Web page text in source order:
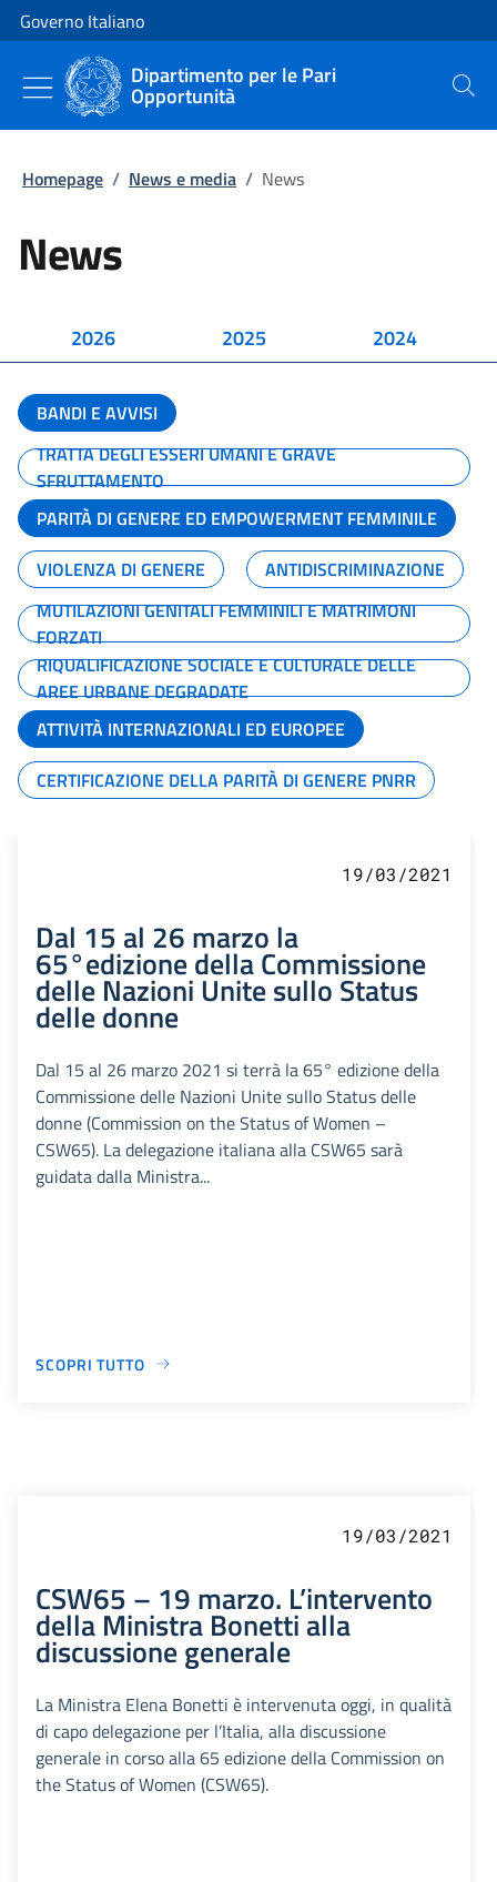
Vai al contenuto
Vai alla navigazione del sito
Governo Italiano
Dipartimento per le Pari
Opportunità Cerca
Homepage / News e media / News
News
2026 2025 2024
BANDI E AVVISI
TRATTA DEGLI ESSERI UMANI E GRAVE
SFRUTTAMENTO
PARITÀ DI GENERE ED EMPOWERMENT FEMMINILE
VIOLENZA DI GENERE
ANTIDISCRIMINAZIONE
MUTILAZIONI GENITALI FEMMINILI E MATRIMONI
FORZATI
RIQUALIFICAZIONE SOCIALE E CULTURALE DELLE
AREE URBANE DEGRADATE
ATTIVITÀ INTERNAZIONALI ED EUROPEE
CERTIFICAZIONE DELLA PARITÀ DI GENERE PNRR
19/03/2021
Dal 15 al 26 marzo la
65°edizione della Commissione
delle Nazioni Unite sullo Status
delle donne
Dal 15 al 26 marzo 2021 si terrà la 65° edizione della
Commissione delle Nazioni Unite sullo Status delle
donne (Commission on the Status of Women –
CSW65). La delegazione italiana alla CSW65 sarà
guidata dalla Ministra...
SCOPRI TUTTO
19/03/2021
CSW65 – 19 marzo. L’intervento
della Ministra Bonetti alla
discussione generale
La Ministra Elena Bonetti è intervenuta oggi, in qualità
di capo delegazione per l’Italia, alla discussione
generale in corso alla 65 edizione della Commission on
the Status of Women (CSW65).